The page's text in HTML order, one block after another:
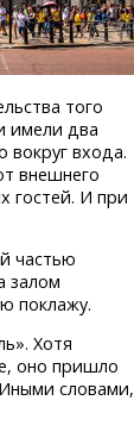
того
имели два
входа.
внешнего
гостей. И при
частью
залом
поклажу.
Хотя
оно пришло
словами,